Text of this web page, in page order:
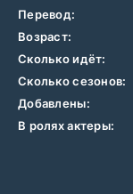
Перевод:
Возраст:
Сколько идёт:
Сколько сезонов:
Добавлены:
В ролях актеры: